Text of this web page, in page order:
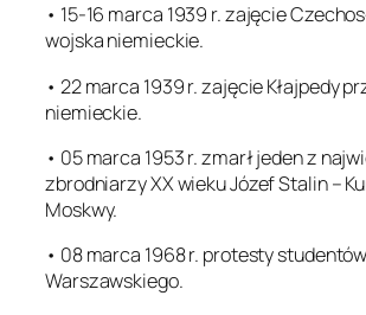
• 15-16 marca 1939 r. zajęcie
wojska niemieckie.
• 22 marca 1939 r. zajęcie Kłajpedy
niemieckie.
• 05 marca 1953 r. zmarł jeden z
zbrodniarzy XX wieku Józef Stalin –
Moskwy.
• 08 marca 1968 r. protesty
Warszawskiego.